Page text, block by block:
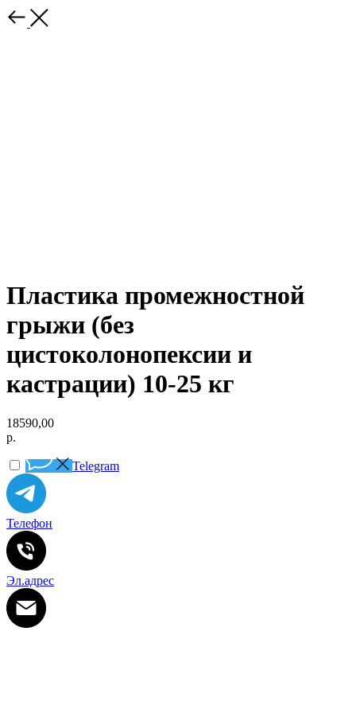
Пластика промежностной
грыжи (без
цистоколонопексии и
кастрации) 10-25 кг
18590,00
р.
Telegram
Телефон
Эл.адрес